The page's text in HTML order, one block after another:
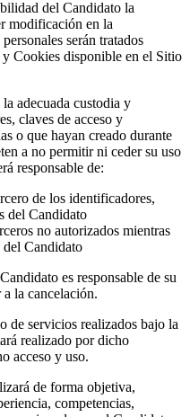
del Candidato la
modificación en la
serán tratados
Cookies disponible en el Sitio
adecuada custodia y
claves de acceso y
o que hayan creado durante
a no permitir ni ceder su uso
responsable de:
de los identificadores,
del Candidato
no autorizados mientras
Candidato
es responsable de su
la cancelación.
de servicios realizados bajo la
realizado por dicho
acceso y uso.
de forma objetiva,
competencias,